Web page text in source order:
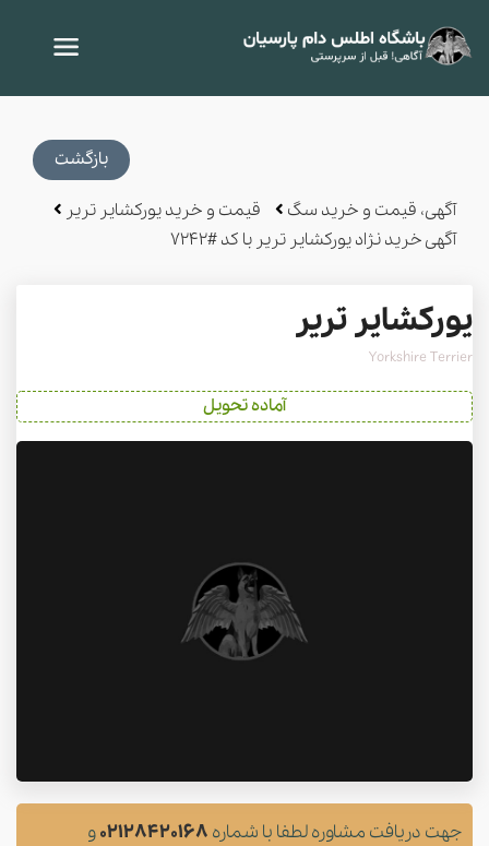
بازگشت
آگهی، قیمت و خرید سگ
قیمت و خرید یورکشایر تریر
آگهی خرید نژاد یورکشایر تریر با کد #7242
یورکشایر تریر
Yorkshire Terrier
آماده تحویل
جهت دریافت مشاوره لطفا با شماره 02128420168و